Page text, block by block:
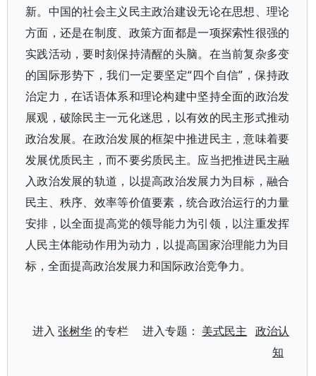
新。中国的社会主义民主政治建设无论在思想、理论
方面，还是在制度、政策方面都是一项探索性很强的
实践活动，要时刻保持清醒的头脑。在当前复杂多变
的国际形势下，我们一定要坚定“四个自信”，保持政
治定力，在话语体系和理论构建中坚持全面的政治发
展观，破除民主一元化迷思，以有效的民主形式推动
政治发展。在政治发展的框架中推进民主，意味着要
发展优质民主，而不要劣质民主。应当把推进民主融
入政治发展的轨道，以提高政治发展力为目标，融合
民主、秩序、效率等价值要素，统合政治运行的力量
安排，以全面提高党的领导能力为引领，以注重发挥
人民主体能动作用为动力，以提高国家治理能力为目
标，全面提高政治发展力和国际政治竞争力。
进入张树华 的专栏 进入专题： 美式民主
政治认
知